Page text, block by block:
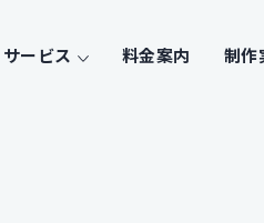
サービス 料金案内 制作